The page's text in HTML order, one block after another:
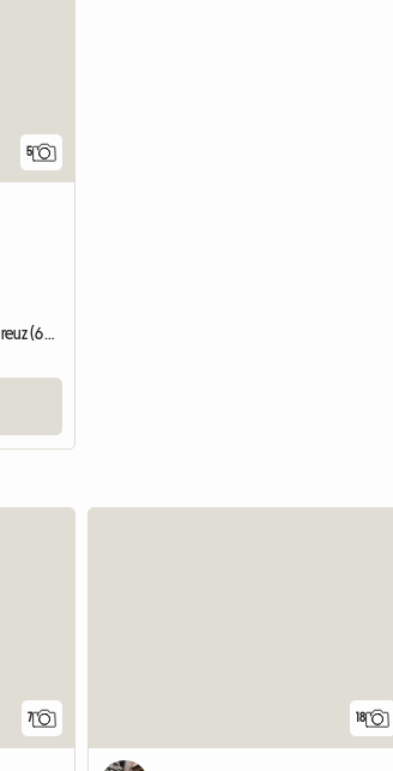
5
Chambre chez l'habitant | Risch-Rotkreuz (6343) | 15 M2
7 18